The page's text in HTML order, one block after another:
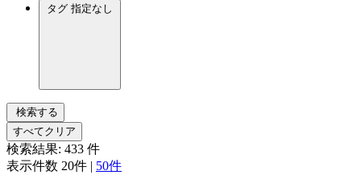
タグ 指定なし
検索する
すべてクリア
検索結果: 433 件
表示件数 20件 | 50件